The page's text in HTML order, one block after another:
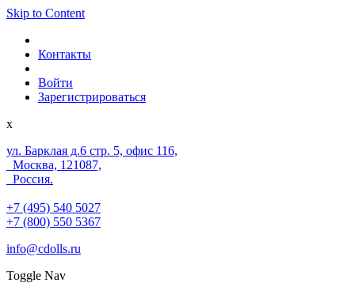
Skip to Content
Контакты
Войти
Зарегистрироваться
x
ул. Барклая д.6 стр. 5, офис 116,
Москва, 121087,
Россия.
+7 (495) 540 5027
+7 (800) 550 5367
info@cdolls.ru
Toggle Nav